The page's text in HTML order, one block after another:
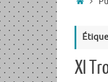
XI